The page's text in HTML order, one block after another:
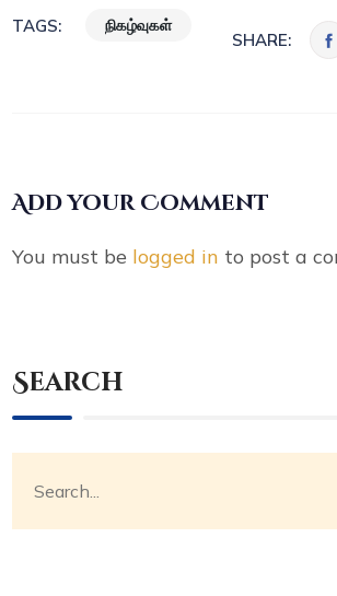
TAGS: நிகழ்வுகள்
SHARE:
Add your Comment
You must be logged in to post a
Search